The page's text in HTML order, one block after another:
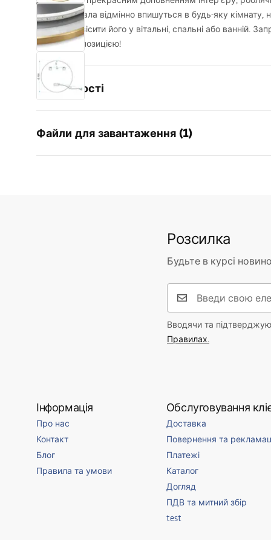
Наші дзеркала відмінно впишуться в будь-яку кімнату,
можете повісити його у вітальні, спальні або ванній.
нашою пропозицією!
Властивості
Ширина
Глибина
20мм
алюміній
Кругле
12W
24 місяці
Файли для завантаження (1)
Розсилка
Будьте в курсі
Вводячи та
Правилах.
Інформація
Про нас
Контакт
Блог
Правила та умови
Обслуговування
Доставка
Повернення та
Платежі
Каталог
Догляд
ПДВ та митний збір
test